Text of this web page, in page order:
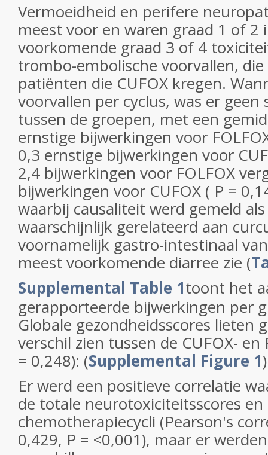
Vermoeidheid en perifere
meest voor en waren graad 1 of 2
voorkomende graad 3 of 4
trombo-embolische voorvallen,
patiënten die CUFOX kregen.
voorvallen per cyclus, was er
tussen de groepen, met een
ernstige bijwerkingen voor
0,3 ernstige bijwerkingen voor
2,4 bijwerkingen voor FOLFOX
bijwerkingen voor CUFOX ( P =
waarbij causaliteit werd gemeld
waarschijnlijk gerelateerd aan
voornamelijk gastro-intestinaal
meest voorkomende diarree zie (
Supplemental Table 1toont het
gerapporteerde bijwerkingen per
Globale gezondheidsscores lieten
verschil zien tussen de CUFOX- en
= 0,248): (Supplemental Figure 1
Er werd een positieve correlatie
de totale neurotoxiciteitsscores
chemotherapiecycli (Pearson's
0,429, P = <0,001), maar er